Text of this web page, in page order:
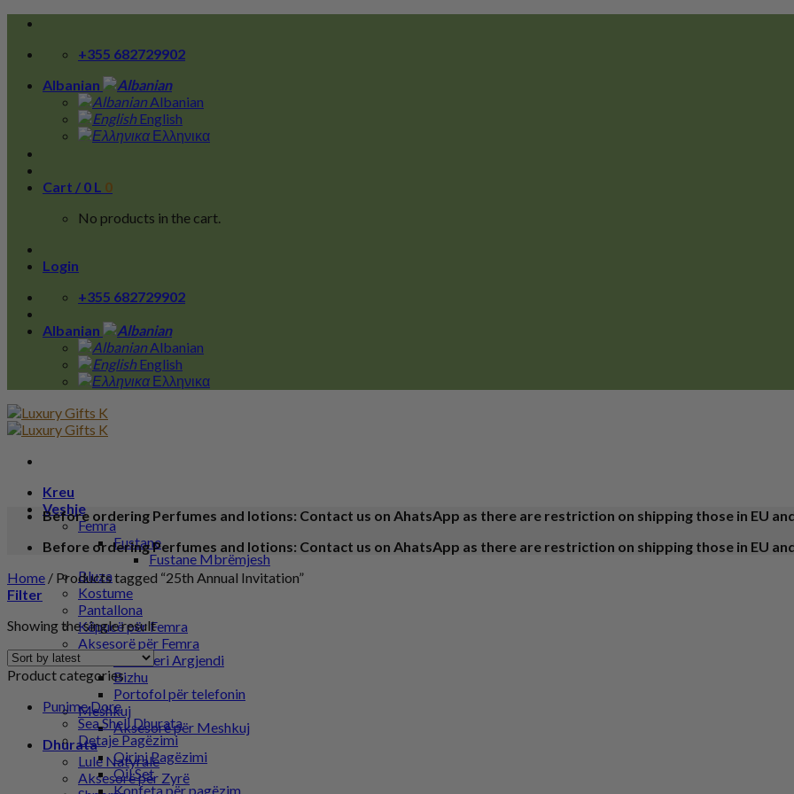
Skip
content
+355 682729902
Albanian
Albanian
English
Ελληνικα
Cart / 0 L 0
No products in the cart.
Login
+355 682729902
Albanian
Albanian
English
Ελληνικα
Kreu
Veshje
Femra
Fustane
Fustane Mbrëmjesh
Bluza
Kostume
Pantallona
Këpucë për Femra
Aksesorë për Femra
Bizhuteri Argjendi
Bizhu
Portofol për telefonin
Meshkuj
Aksesorë për Meshkuj
Dhurata
Lule Natyrale
Aksesorë për Zyrë
Before ordering Perfumes and lotions: Contact us on AhatsApp as there are restriction on shipping those in EU
Before ordering Perfumes and lotions: Contact us on AhatsApp as there are restriction on shipping those in EU
Home / Products tagged “25th Annual Invitation”
Filter
Showing the single result
Product categories
Punime Dore
Sea Shell Dhurata
Detaje Pagëzimi
Qirinj Pagëzimi
Oil Set
Konfeta për pagëzim